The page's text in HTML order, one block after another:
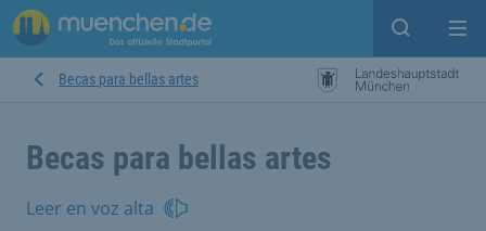
Open
Becas para bellas artes
Becas para bellas artes
Leer en voz alta